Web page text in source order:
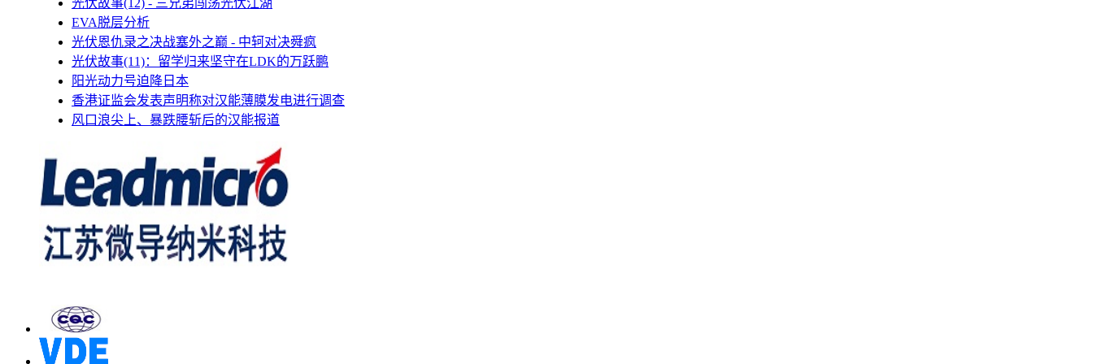
EVA脱层分析
光伏恩仇录之决战塞外之巅 - 中轲对决舜疯
光伏故事(11)：留学归来坚守在LDK的万跃鹏
阳光动力号迫降日本
香港证监会发表声明称对汉能薄膜发电进行调查
风口浪尖上、暴跌腰斩后的汉能报道